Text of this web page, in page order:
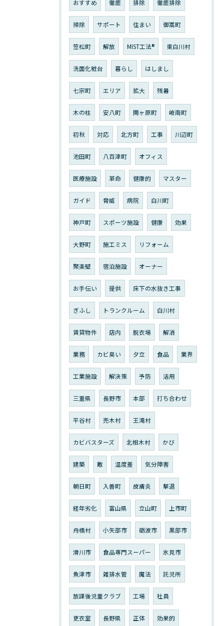
おすすめ 徹底 排除 徹底排除
掃除 サポート 住まい 御嵩町
笠松町 解放 MIST工法®︎ 東白川村
洗面化粧台 暮らし はしまし
七宗町 エリア 拡大 残暑
木の柱 安八町 関ヶ原町 岐南町
初秋 対応 北方町 工事 川辺町
池田町 八百津町 オフィス
医療施設 革命 健康的 マスター
ガイド 脅威 病院 白川町
神戸町 スポーツ施設 健康 効果
大野町 施工ミス リフォーム
聚楽壁 宿泊施設 オーナー
お手伝い 提供 床下の水抜き工事
ぎふし トランクルーム 白川村
賃貸物件 店内 脱衣場 解消
業務 カビ臭い 夕立 食品 業界
工業施設 解決策 予防 活用
三重県 長野市 本部 打ち合わせ
平谷村 売木村 王滝村
カビバスターズ 北相木村 かび
建築 敵 温度差 気分障害
朝日町 入善町 皮膚炎 撃退
経年劣化 富山県 立山町 上市町
舟橋村 小矢部市 砺波市 黒部市
滑川市 食品専門スーパー 氷見市
魚津市 雑排水管 魔法 託児所
放課後児童クラブ 工場 社員
更衣室 長野県 正体 効果的